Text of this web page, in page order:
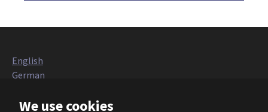
We use cookies
English
German
French